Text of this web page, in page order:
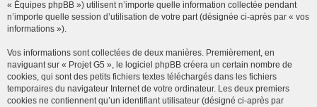
« Équipes phpBB ») utilisent n’importe quelle information collectée pendant
n’importe quelle session d’utilisation de votre part (désignée ci-après par « vos
informations »).
Vos informations sont collectées de deux manières. Premièrement, en
naviguant sur « Projet G5 », le logiciel phpBB créera un certain nombre de
cookies, qui sont des petits fichiers textes téléchargés dans les fichiers
temporaires du navigateur Internet de votre ordinateur. Les deux premiers
cookies ne contiennent qu’un identifiant utilisateur (désigné ci-après par